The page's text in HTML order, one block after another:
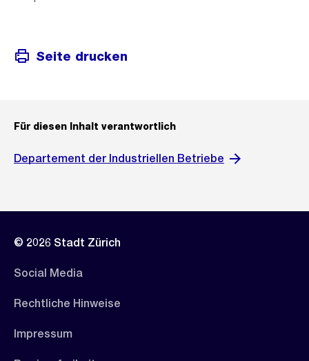
Seite drucken
Für diesen Inhalt verantwortlich
Departement der Industriellen Betriebe
© 2026 Stadt Zürich
Social Media
Rechtliche Hinweise
Impressum